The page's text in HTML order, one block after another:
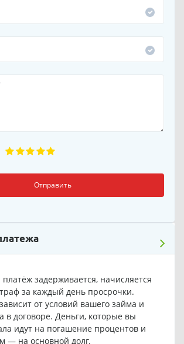
Отправить
задерживается, начисляется
за каждый день просрочки.
от условий вашего займа и
в договоре. Деньги, которые вы
идут на погашение процентов и
— на основной долг.